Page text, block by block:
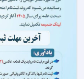
مربوط
وزارت
صحت
عامه!